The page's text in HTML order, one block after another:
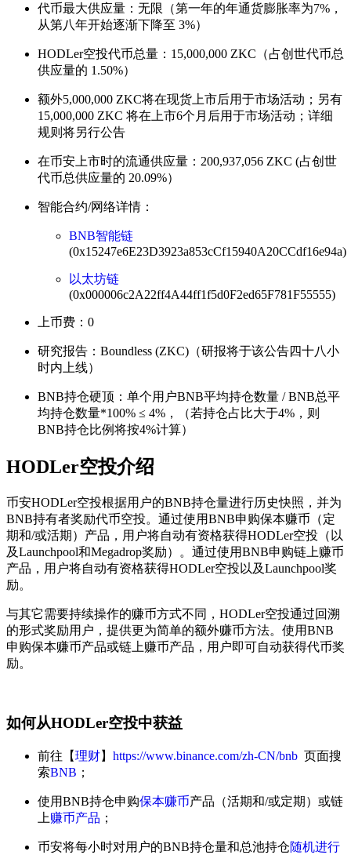
代币最大供应量：无限（第一年的年通货膨胀率为7%，
从第八年开始逐渐下降至 3%）
HODLer空投代币总量：15,000,000 ZKC（占创世代币总
供应量的 1.50%）
额外5,000,000 ZKC将在现货上市后用于市场活动；另有
15,000,000 ZKC 将在上市6个月后用于市场活动；详细
规则将另行公告
在币安上市时的流通供应量：200,937,056 ZKC (占创世
代币总供应量的 20.09%）
智能合约/网络详情：
BNB智能链
(0x15247e6E23D3923a853cCf15940A20CCdf16e94a)
以太坊链
(0x000006c2A22ff4A44ff1f5d0F2ed65F781F55555)
上币费：0
研究报告：Boundless (ZKC)（研报将于该公告四十八小
时内上线）
BNB持仓硬顶：单个用户BNB平均持仓数量 / BNB总平
均持仓数量*100% ≤ 4%，（若持仓占比大于4%，则
BNB持仓比例将按4%计算）
HODLer空投介绍
币安HODLer空投根据用户的BNB持仓量进行历史快照，并为
BNB持有者奖励代币空投。通过使用BNB申购保本赚币（定
期和/或活期）产品，用户将自动有资格获得HODLer空投（以
及Launchpool和Megadrop奖励）。通过使用BNB申购链上赚币
产品，用户将自动有资格获得HODLer空投以及Launchpool奖
励。
与其它需要持续操作的赚币方式不同，HODLer空投通过回溯
的形式奖励用户，提供更为简单的额外赚币方法。使用BNB
申购保本赚币产品或链上赚币产品，用户即可自动获得代币奖
励。
如何从HODLer空投中获益
前往【理财】 https://www.binance.com/zh-CN/bnb 页面搜
索BNB ；
使用BNB持仓申购保本赚币产品（活期和/或定期）或链
上赚币产品 ；
币安将每小时对用户的BNB持仓量和总池持仓随机进行